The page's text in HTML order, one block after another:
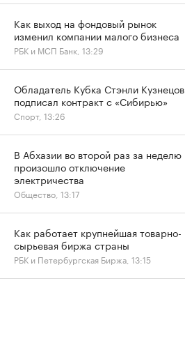
Как выход на фондовый рынок
изменил компании малого бизнеса
РБК и МСП Банк, 13:29
Обладатель Кубка Стэнли Кузнецов
подписал контракт с «Сибирью»
Спорт, 13:26
В Абхазии во второй раз за неделю
произошло отключение
электричества
Общество, 13:17
Как работает крупнейшая товарно-
сырьевая биржа страны
РБК и Петербургская Биржа, 13:15